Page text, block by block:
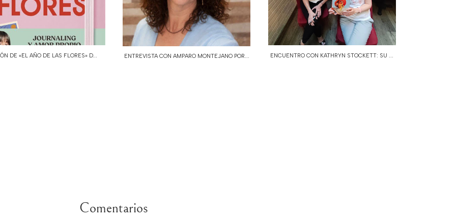
DE «EL AÑO DE LAS FLORES» D... ENTREVISTA CON AMPARO MONTEJANO POR... ENCUENTRO CON KATHRYN STOCKETT: SU ...
Comentarios